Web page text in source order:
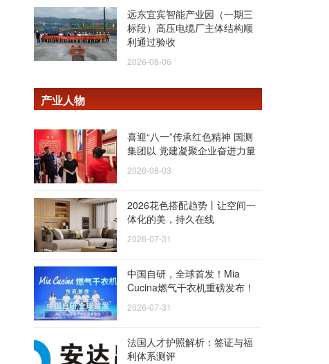
远东宜宾智能产业园（一期三
标段）高压电缆厂主体结构顺
利通过验收
2026-08-06
产业人物
喜迎“八一”传承红色精神 国测
集团以 党建凝聚企业奋进力量
2026-08-03
2026花色搭配趋势丨让空间一
体化的美，持久在线
2026-07-31
中国自研，全球首发！Mia
Cucina燃气干衣机重磅发布！
2026-07-31
法国人才护照解析：签证与福
利体系测评